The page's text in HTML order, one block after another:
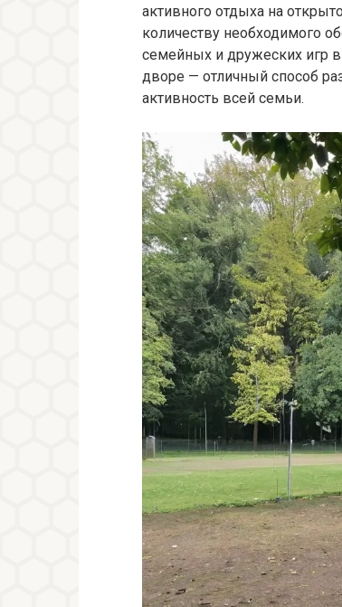
активного отдыха на
количеству необходимого
семейных и дружеских игр
дворе — отличный способ
активность всей семьи.